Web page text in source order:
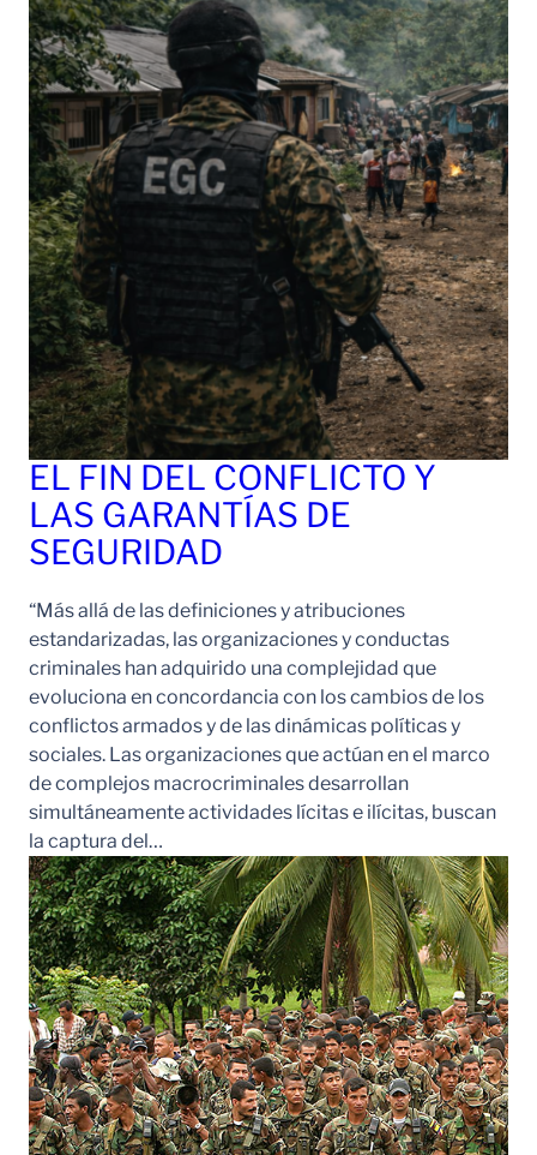
EL FIN DEL CONFLICTO Y
LAS GARANTÍAS DE
SEGURIDAD
“Más allá de las definiciones y atribuciones
estandarizadas, las organizaciones y conductas
criminales han adquirido una complejidad que
evoluciona en concordancia con los cambios de los
conflictos armados y de las dinámicas políticas y
sociales. Las organizaciones que actúan en el marco
de complejos macrocriminales desarrollan
simultáneamente actividades lícitas e ilícitas, buscan
la captura del…